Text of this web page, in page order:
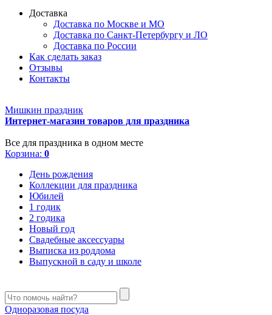
Доставка
Доставка по Москве и МО
Доставка по Санкт-Петербургу и ЛО
Доставка по России
Как сделать заказ
Отзывы
Контакты
Мишкин праздник
Интернет-магазин товаров для праздника
Все для праздника в одном месте
Корзина: 0
День рождения
Коллекции для праздника
Юбилей
1 годик
2 годика
Новый год
Свадебные аксессуары
Выписка из роддома
Выпускной в саду и школе
Одноразовая посуда